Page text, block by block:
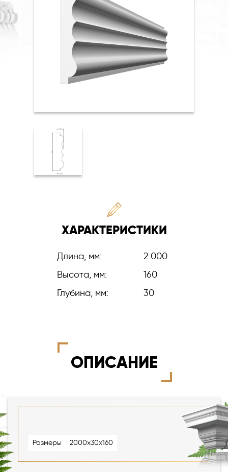
ХАРАКТЕРИСТИКИ
Длина, мм:
2 000
Высота, мм:
160
Глубина, мм:
30
ОПИСАНИЕ
Размеры 2000х30х160